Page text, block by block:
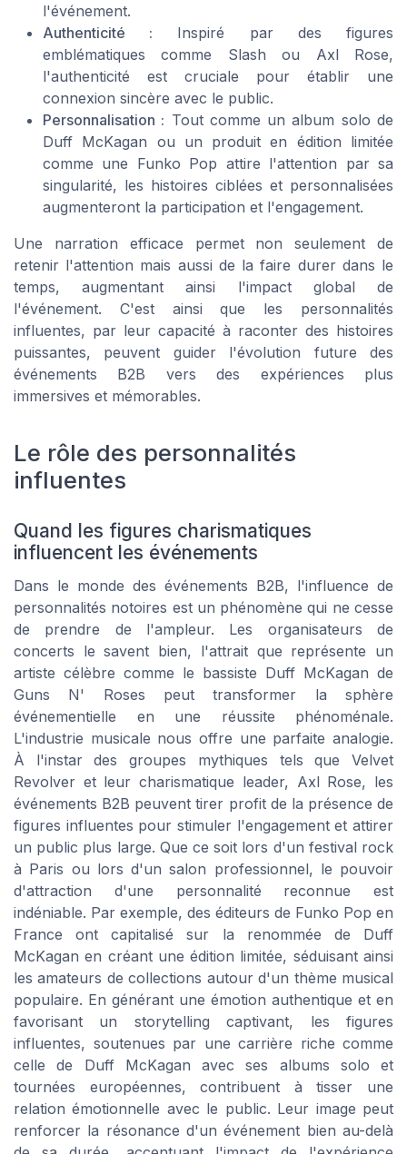
l'événement.
Authenticité : Inspiré par des figures
emblématiques comme Slash ou Axl Rose,
l'authenticité est cruciale pour établir une
connexion sincère avec le public.
Personnalisation : Tout comme un album solo de
Duff McKagan ou un produit en édition limitée
comme une Funko Pop attire l'attention par sa
singularité, les histoires ciblées et personnalisées
augmenteront la participation et l'engagement.
Une narration efficace permet non seulement de
retenir l'attention mais aussi de la faire durer dans le
temps, augmentant ainsi l'impact global de
l'événement. C'est ainsi que les personnalités
influentes, par leur capacité à raconter des histoires
puissantes, peuvent guider l'évolution future des
événements B2B vers des expériences plus
immersives et mémorables.
Le rôle des personnalités
influentes
Quand les figures charismatiques
influencent les événements
Dans le monde des événements B2B, l'influence de
personnalités notoires est un phénomène qui ne cesse
de prendre de l'ampleur. Les organisateurs de
concerts le savent bien, l'attrait que représente un
artiste célèbre comme le bassiste Duff McKagan de
Guns N' Roses peut transformer la sphère
événementielle en une réussite phénoménale.
L'industrie musicale nous offre une parfaite analogie.
À l'instar des groupes mythiques tels que Velvet
Revolver et leur charismatique leader, Axl Rose, les
événements B2B peuvent tirer profit de la présence de
figures influentes pour stimuler l'engagement et attirer
un public plus large. Que ce soit lors d'un festival rock
à Paris ou lors d'un salon professionnel, le pouvoir
d'attraction d'une personnalité reconnue est
indéniable. Par exemple, des éditeurs de Funko Pop en
France ont capitalisé sur la renommée de Duff
McKagan en créant une édition limitée, séduisant ainsi
les amateurs de collections autour d'un thème musical
populaire. En générant une émotion authentique et en
favorisant un storytelling captivant, les figures
influentes, soutenues par une carrière riche comme
celle de Duff McKagan avec ses albums solo et
tournées européennes, contribuent à tisser une
relation émotionnelle avec le public. Leur image peut
renforcer la résonance d'un événement bien au-delà